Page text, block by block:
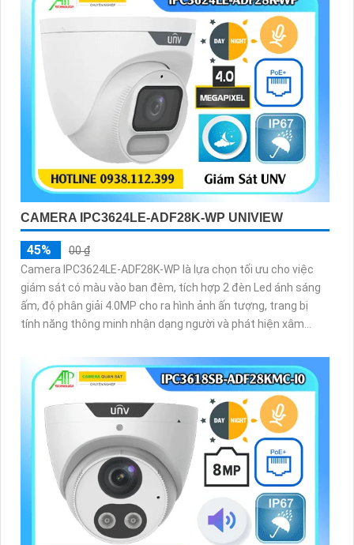
CAMERA IPC3624LE-ADF28K-WP UNIVIEW
45%
00 ₫
Camera IPC3624LE-ADF28K-WP là lựa chọn tối ưu cho việc
giám sát có màu vào ban đêm, tích hợp 2 đèn Led ánh sáng
ấm, độ phân giải 4.0MP cho ra hình ảnh ấn tượng, trang bị
tính năng thông minh nhận dạng người và phát hiện xâm